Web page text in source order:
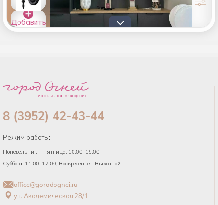
Добавить
товары в
8 (3952) 42-43-44
Режим работы:
Понедельник - Пятница: 10:00-19:00
Суббота: 11:00-17:00, Воскресенье - Выходной
office@gorodognei.ru
ул. Академическая 28/1